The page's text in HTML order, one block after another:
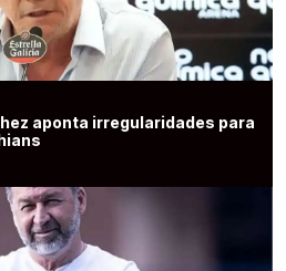
aponta irregularidades para